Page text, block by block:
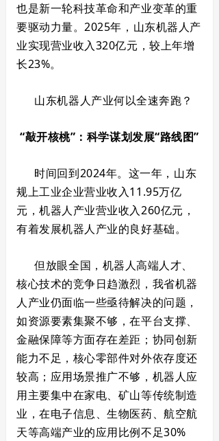
也是新一轮科技革命和产业变革的重
要驱动力量。2025年，山东机器人产
业实现营业收入320亿元，较上年增
长23%。
山东机器人产业何以全速奔跑？
“敲开核桃”：科学谋划发展“路线图”
时间回到2024年。这一年，山东
规上工业企业营业收入11.95万亿
元，机器人产业营业收入260亿元，
有着发展机器人产业的良好基础。
但放眼全国，机器人高端人才、
核心技术的竞争日趋激烈，我省机器
人产业仍面临一些亟待解决的问题，
如资源要素集聚不够，在平台支撑、
金融保障等方面存在差距；协同创新
能力不足，核心零部件对外依存度还
较高；应用场景推广不够，机器人应
用主要集中在家电、矿山等传统制造
业，在电子信息、生物医药、航空航
天等高端产业的应用比例不足30%